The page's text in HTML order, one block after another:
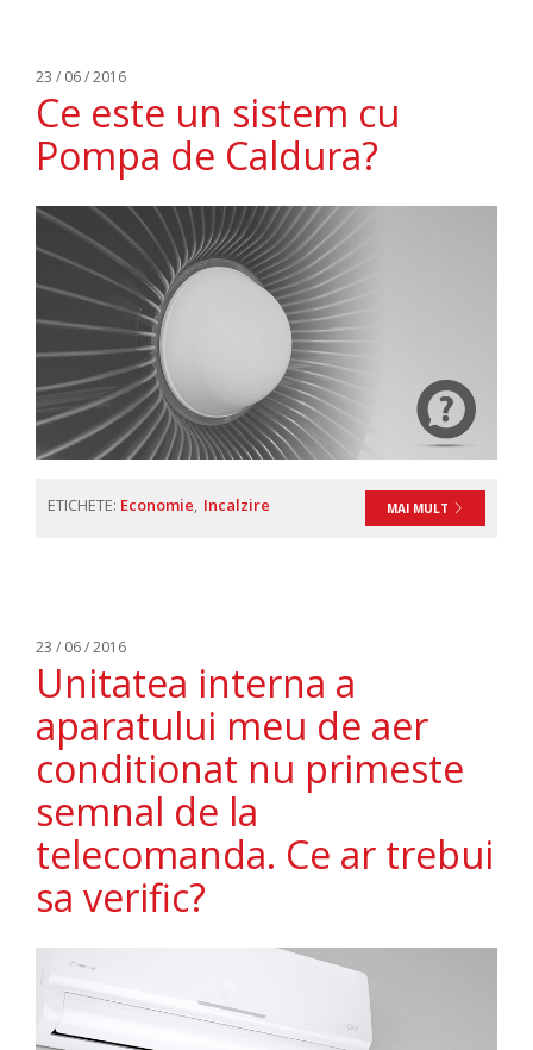
23 / 06 / 2016
Ce este un sistem cu
Pompa de Caldura?
MAI MULT
ETICHETE: Economie Incalzire
23 / 06 / 2016
Unitatea interna a
aparatului meu de aer
conditionat nu primeste
semnal de la
telecomanda. Ce ar trebui
sa verific?